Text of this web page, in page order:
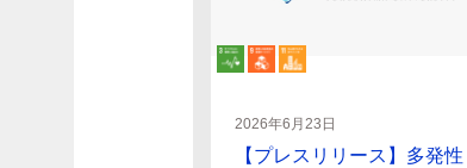
2026年6月23日
【プレスリリース】多発性